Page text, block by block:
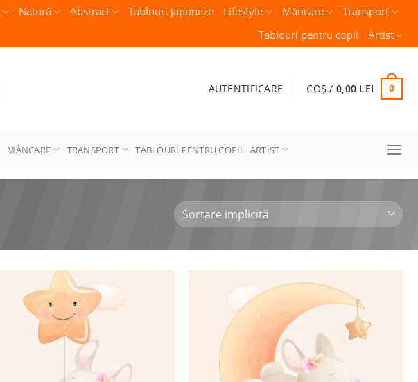
Natură Abstract Tablouri japoneze Lifestyle Mâncare
Transport
Tablouri pentru copii
Artist
AUTENTIFICARE COȘ / 0,00 LEI 0
MÂNCARE TRANSPORT TABLOURI PENTRU COPII ARTIST
Adaugă